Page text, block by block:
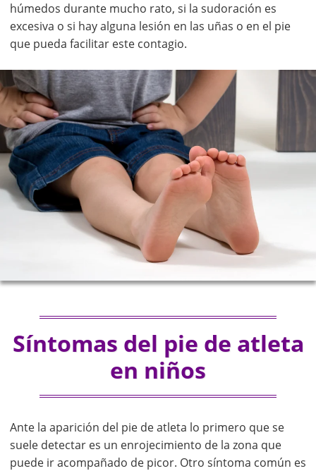
húmedos durante mucho rato, si la sudoración es
excesiva o si hay alguna lesión en las uñas o en el pie
que pueda facilitar este contagio.
Síntomas del pie de atleta
en niños
Ante la aparición del pie de atleta lo primero que se
suele detectar es un enrojecimiento de la zona que
puede ir acompañado de picor. Otro síntoma común es